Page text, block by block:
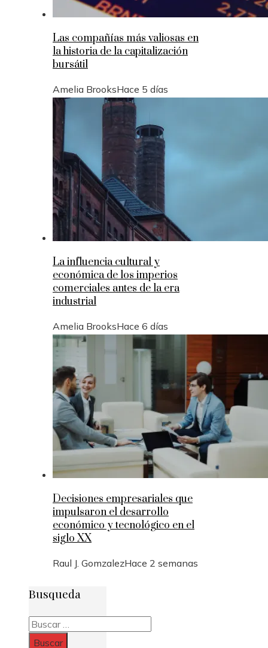
Las compañías más valiosas en
la historia de la capitalización
bursátil
Amelia BrooksHace 5 días
La influencia cultural y
económica de los imperios
comerciales antes de la era
industrial
Amelia BrooksHace 6 días
Decisiones empresariales que
impulsaron el desarrollo
económico y tecnológico en el
siglo XX
Raul J. GomzalezHace 2 semanas
Busqueda
Buscar: